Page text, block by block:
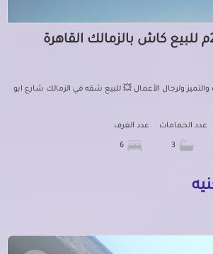
ولرجال الأعمال 💥 للبيع شقه في الزمالك شارع ابو
عدد الحمامات عدد الغرف